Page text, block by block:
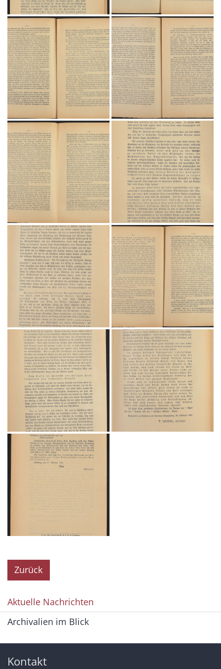
Zurück
Aktuelle Nachrichten
Archivalien im Blick
Kontakt